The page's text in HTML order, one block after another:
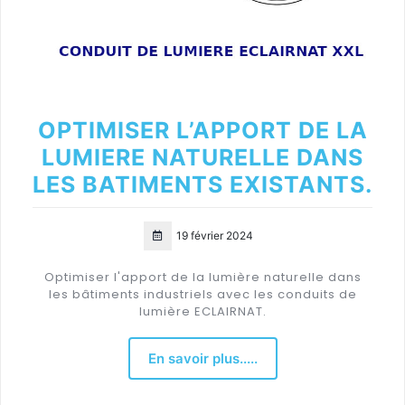
OPTIMISER L’APPORT DE LA
LUMIERE NATURELLE DANS
LES BATIMENTS EXISTANTS.
19 février 2024
Optimiser l'apport de la lumière naturelle dans
les bâtiments industriels avec les conduits de
lumière ECLAIRNAT.
En savoir plus.....